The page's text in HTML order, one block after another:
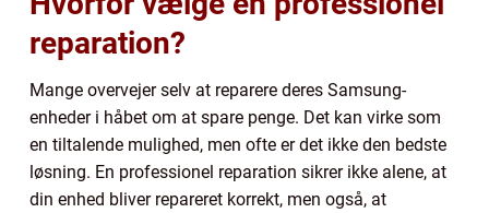
reparation?
Mange overvejer selv at reparere deres Samsung-
enheder i håbet om at spare penge. Det kan virke som
en tiltalende mulighed, men ofte er det ikke den bedste
løsning. En professionel reparation sikrer ikke alene, at
din enhed bliver repareret korrekt, men også, at